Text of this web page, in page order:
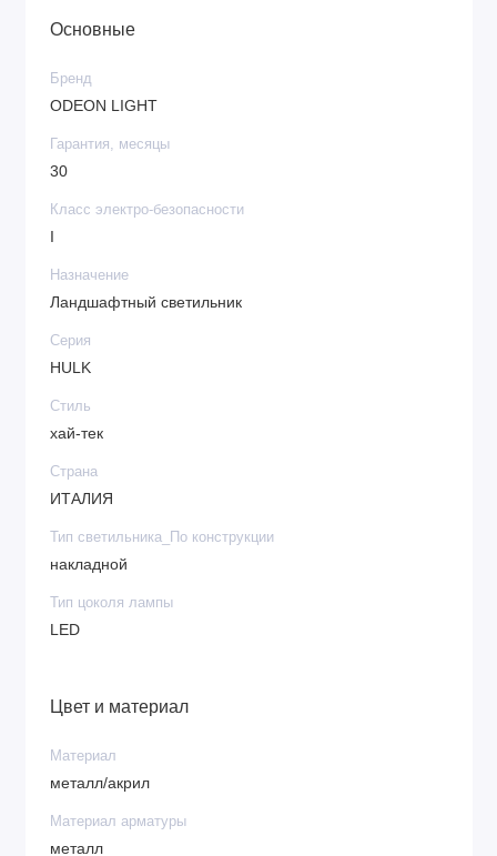
Основные
Бренд
ODEON LIGHT
Гарантия, месяцы
30
Класс электро-безопасности
Назначение
Ландшафтный светильник
Серия
HULK
Стиль
хай-тек
Страна
ИТАЛИЯ
Тип светильника_По конструкции
накладной
Тип цоколя лампы
LED
Цвет и материал
Материал
металл/акрил
Материал арматуры
металл